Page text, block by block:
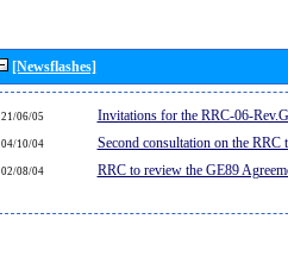
[Newsflashes]
21/06/05 Invitations for the RRC-06-
04/10/04 Second consultation on the RRC
02/08/04 RRC to review the GE89